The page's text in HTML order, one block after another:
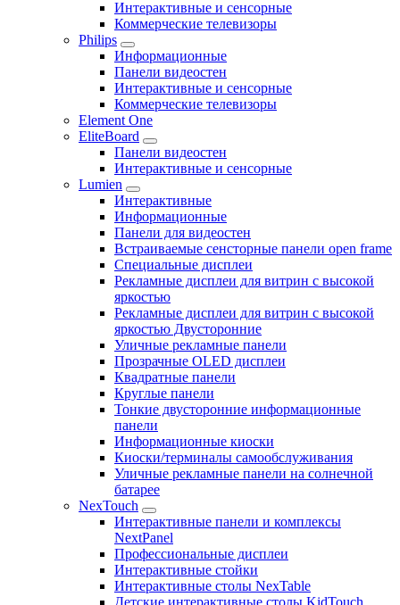
Интерактивные и сенсорные
Коммерческие телевизоры
Philips
Информационные
Панели видеостен
Интерактивные и сенсорные
Коммерческие телевизоры
Element One
EliteBoard
Панели видеостен
Интерактивные и сенсорные
Lumien
Интерактивные
Информационные
Панели для видеостен
Встраиваемые сенсторные панели open frame
Специальные дисплеи
Рекламные дисплеи для витрин с высокой
яркостью
Рекламные дисплеи для витрин с высокой
яркостью Двусторонние
Уличные рекламные панели
Прозрачные OLED дисплеи
Квадратные панели
Круглые панели
Тонкие двусторонние информационные
панели
Информационные киоски
Киоски/терминалы самообслуживания
Уличные рекламные панели на солнечной
батарее
NexTouch
Интерактивные панели и комплексы
NextPanel
Профессиональные дисплеи
Интерактивные стойки
Интерактивные столы NexTable
Детские интерактивные столы KidTouch